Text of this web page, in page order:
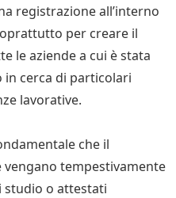
registrazione all’interno
per creare il
le aziende a cui è stata
in cerca di particolari
lavorative.
che il
tempestivamente
studio o attestati